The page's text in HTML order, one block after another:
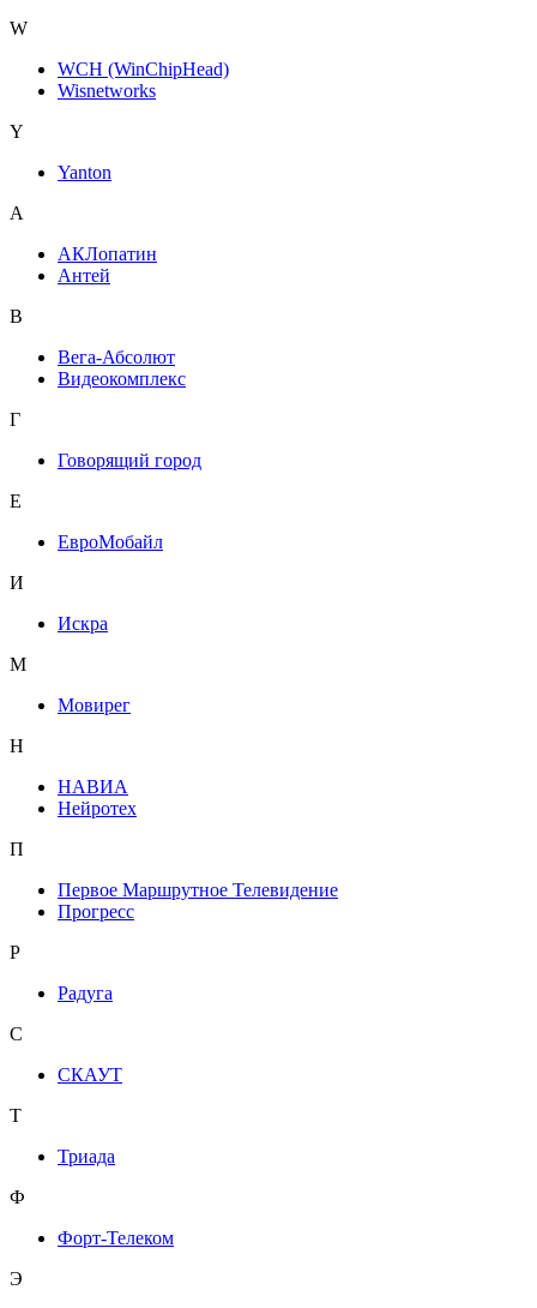
W
WCH (WinChipHead)
Wisnetworks
Y
Yanton
А
АКЛопатин
Антей
В
Вега-Абсолют
Видеокомплекс
Г
Говорящий город
Е
ЕвроМобайл
И
Искра
М
Мовирег
Н
НАВИА
Нейротех
П
Первое Маршрутное Телевидение
Прогресс
Р
Радуга
С
СКАУТ
Т
Триада
Ф
Форт-Телеком
Э